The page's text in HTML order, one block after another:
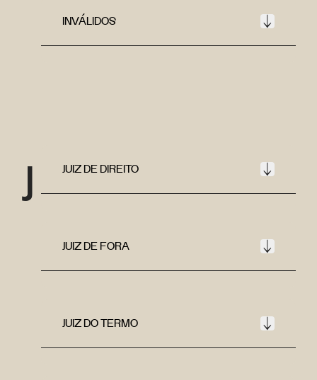
INVÁLIDOS
J JUIZ DE DIREITO
JUIZ DE FORA
JUIZ DO TERMO